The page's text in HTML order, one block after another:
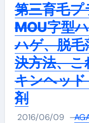
第三育毛プ
MOU字型
ハゲ、脱
決方法、
キンヘッ
剤
2016/06/09 –